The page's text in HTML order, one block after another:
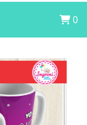
0